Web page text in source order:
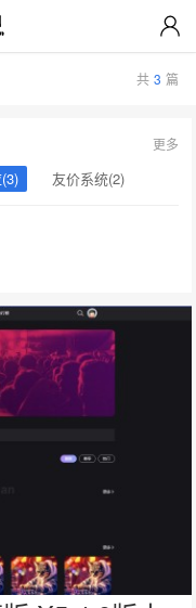
共 3 篇
友价系统(2)
更多